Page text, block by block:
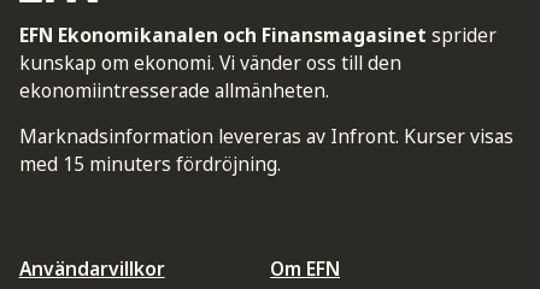
EFN Ekonomikanalen och Finansmagasinet sprider
kunskap om ekonomi. Vi vänder oss till den
ekonomiintresserade allmänheten.
Marknadsinformation levereras av Infront. Kurser visas
med 15 minuters fördröjning.
Användarvillkor
Om EFN